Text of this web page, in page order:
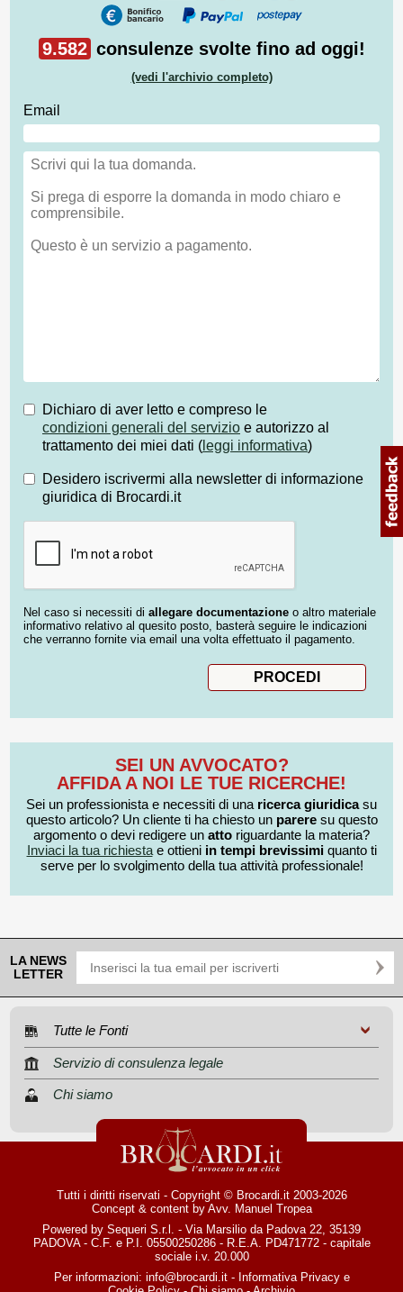
9.582 consulenze svolte fino ad oggi!
(vedi l'archivio completo)
Email
Dichiaro di aver letto e compreso le
condizioni generali del servizio e autorizzo al
trattamento dei miei dati ( leggi informativa)
Desidero iscrivermi alla newsletter di informazione
giuridica di Brocardi.it
Nel caso si necessiti di allegare documentazione o altro materiale
informativo relativo al quesito posto, basterà seguire le indicazioni
che verranno fornite via email una volta effettuato il pagamento.
SEI UN AVVOCATO?
AFFIDA A NOI LE TUE RICERCHE!
Sei un professionista e necessiti di una ricerca giuridicasu
questo articolo? Un cliente ti ha chiesto un pareresu questo
argomento o devi redigere un atto riguardante la materia?
Inviaci la tua richiestae ottieni in tempi brevissimiquanto ti
serve per lo svolgimento della tua attività professionale!
LA NEWS
LETTER
Tutte le Fonti
Servizio di consulenza legale
Chi siamo
Tutti i diritti riservati - Copyright © Brocardi.it 2003-2026
Concept & content by Avv. Manuel Tropea
Powered by Sequeri S.r.l. - Via Marsilio da Padova 22, 35139
PADOVA - C.F. e P.I. 05500250286 - R.E.A. PD471772 - capitale
sociale i.v. 20.000
Per informazioni: info@brocardi.it- Informativa Privacye